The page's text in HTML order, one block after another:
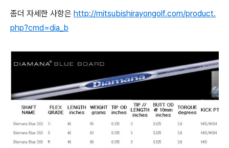
좀더 자세한 사항은 http://mitsubishirayongolf.com/product.
php?cmd=dia_b